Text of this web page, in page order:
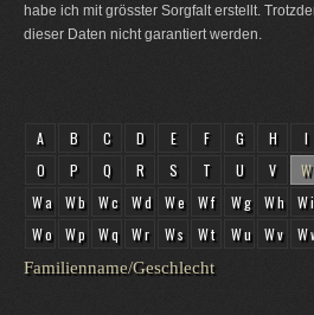
habe ich mit grösster Sorgfalt erstellt.
dieser Daten nicht garantiert werden.
A B C D E F G H I
O
P Q R S T U V W
Wa Wb Wc Wd We Wf Wg Wh Wi
Wo Wp Wq Wr Ws Wt Wu Wv
Familienname/Geschlecht